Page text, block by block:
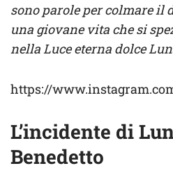
sono parole per colmare il
una giovane vita che si
nella Luce eterna dolce
https://
L’incidente di
Benedetto